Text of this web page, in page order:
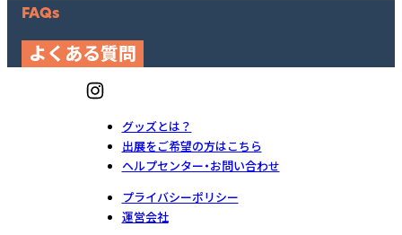
FAQs
よくある質問
グッズとは？
出展をご希望の方はこちら
ヘルプセンター・お問い合わせ
プライバシーポリシー
運営会社